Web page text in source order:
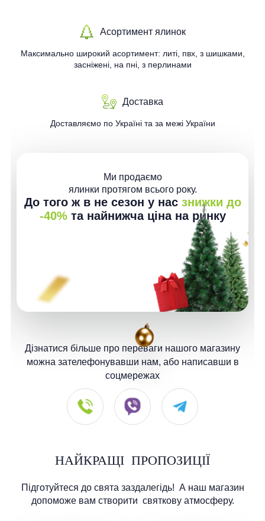
Асортимент ялинок
Максимально широкий асортимент: литі, пвх, з шишками,
засніжені, на пні, з перлинами
Доставка
Доставляємо по Україні та за межі України
Ми продаємо
ялинки протягом всього року.
До того ж в не сезон у нас знижки до
-40%та найнижча ціна на ринку
Дізнатися більше про переваги нашого магазину
можна зателефонувавши нам, або написавши в
соцмережах
НАЙКРАЩІ ПРОПОЗИЦІЇ
Підготуйтеся до свята заздалегідь! А наш магазин
допоможе вам створити святкову атмосферу.